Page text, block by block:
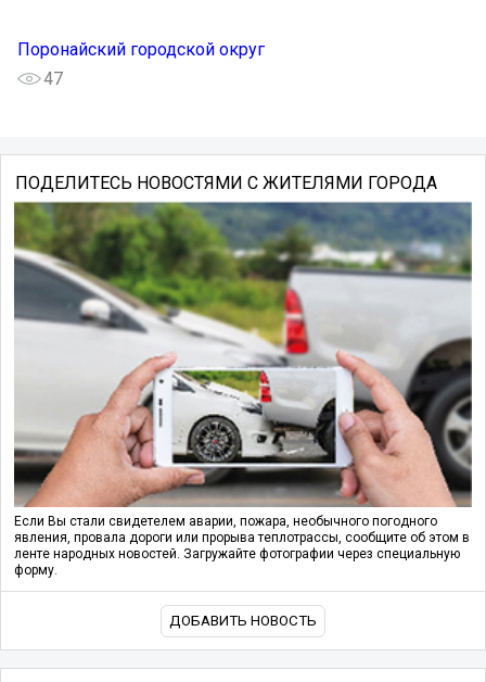
Поронайский городской округ
47
ПОДЕЛИТЕСЬ НОВОСТЯМИ С ЖИТЕЛЯМИ ГОРОДА
Если Вы стали свидетелем аварии, пожара, необычного погодного
явления, провала дороги или прорыва теплотрассы, сообщите об этом в
ленте народных новостей. Загружайте фотографии через специальную
форму.
ДОБАВИТЬ НОВОСТЬ